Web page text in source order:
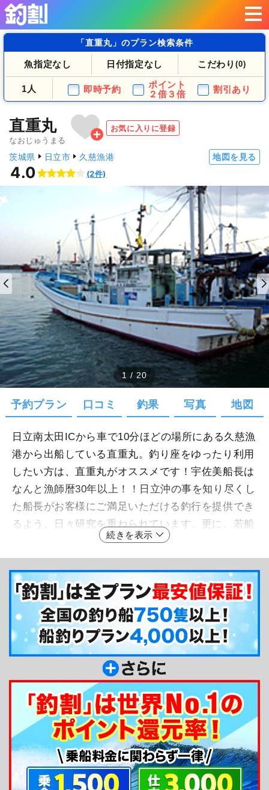
「直重丸」のプラン検索条件
魚指定なし 日付指定なし こだわり (0)
1人 即時予約
ポイント
２倍３倍
割引あり
直重丸
なおじゅうまる
お気に入りに登録
茨城県 日立市 久慈漁港 地図を見る
4.0 (2件)
1/20
予約プラン 口コミ 釣果 写真 地図
日立南太田ICから車で10分ほどの場所にある久慈漁
港から出船している直重丸。釣り座をゆったり利用
したい方は、直重丸がオススメです！宇佐美船長は
なんと漁師暦30年以上！！日立沖の事を知り尽くし
た船長がお客様にご満足いただける釣行を提供でき
るよう、日々研究を重ねられています。更に、若船
長も一緒に釣り船を操船！若船長は、大船長に似て
とても温厚で笑顔が素敵な船長♪とにかくお客様第
一で初心者の方にも親切丁寧にご指導されています
ので、安心して船釣りを楽しんでいただけますよ♪
さらに女性の方やお子様割引もご用意されているの
で、ご家族、カップルにもオススメの釣り船、直重
丸さんです☆
釣り船からのメッセージ
久慈漁港から出船しています。現役で漁師もして
いますので、日立沖のことなら、知り尽くしていま
す。おまかせ下さい！親切丁寧のご指導いたします
ので、初心者の方でもご安心してご乗船下さい。ゆ
ったり釣行が出来るように釣り席も広く使えますよ
♪直重丸を宜しくお願いします！
続きを表示